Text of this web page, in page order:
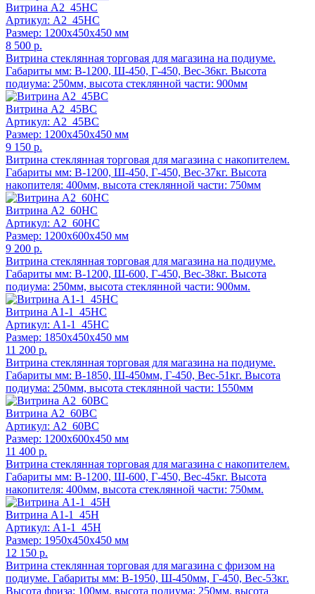
Витрина А2_45НС
Артикул: А2_45НС
Размер: 1200x450x450 мм
8 500 р.
Витрина стеклянная торговая для магазина на подиуме.
Габариты мм: В-1200, Ш-450, Г-450, Вес-36кг. Высота
подиума: 250мм, высота стеклянной части: 900мм
Витрина А2_45ВС
Артикул: А2_45ВС
Размер: 1200x450x450 мм
9 150 р.
Витрина стеклянная торговая для магазина с накопителем.
Габариты мм: В-1200, Ш-450, Г-450, Вес-37кг. Высота
накопителя: 400мм, высота стеклянной части: 750мм
Витрина А2_60НС
Артикул: А2_60НС
Размер: 1200x600x450 мм
9 200 р.
Витрина стеклянная торговая для магазина на подиуме.
Габариты мм: В-1200, Ш-600, Г-450, Вес-38кг. Высота
подиума: 250мм, высота стеклянной части: 900мм.
Витрина А1-1_45НС
Артикул: А1-1_45НС
Размер: 1850x450x450 мм
11 200 р.
Витрина стеклянная торговая для магазина на подиуме.
Габариты мм: В-1850, Ш-450мм, Г-450, Вес-51кг. Высота
подиума: 250мм, высота стеклянной части: 1550мм
Витрина А2_60ВС
Артикул: А2_60ВС
Размер: 1200x600x450 мм
11 400 р.
Витрина стеклянная торговая для магазина с накопителем.
Габариты мм: В-1200, Ш-600, Г-450, Вес-45кг. Высота
накопителя: 400мм, высота стеклянной части: 750мм.
Витрина А1-1_45Н
Артикул: А1-1_45Н
Размер: 1950x450x450 мм
12 150 р.
Витрина стеклянная торговая для магазина с фризом на
подиуме. Габариты мм: В-1950, Ш-450мм, Г-450, Вес-53кг.
Высота фриза: 100мм, высота подиума: 250мм, высота